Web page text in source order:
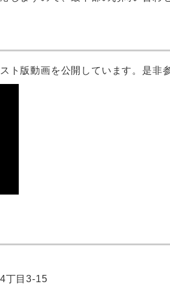
ト版動画を公開しています。是非
丁目3-15